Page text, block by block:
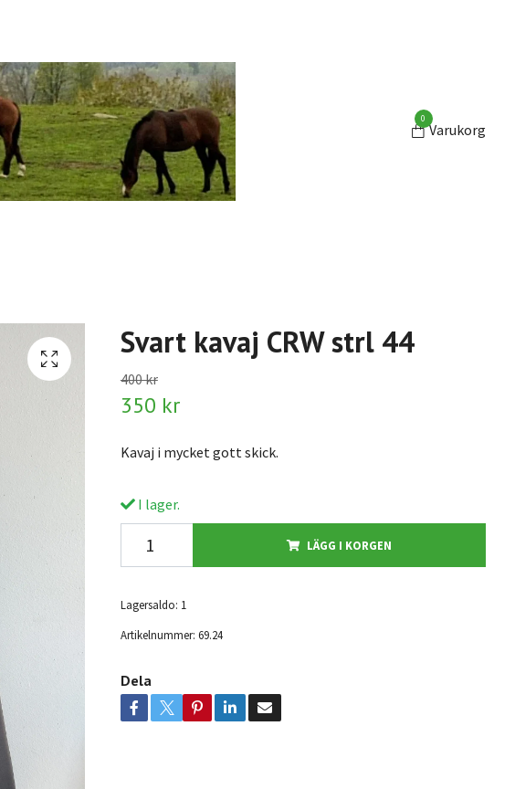
0
Varukorg
Svart kavaj CRW strl 44
400 kr
350 kr
Kavaj i mycket gott skick.
I lager.
LÄGG I KORGEN
Lagersaldo: 1
Artikelnummer: 69.24
Dela